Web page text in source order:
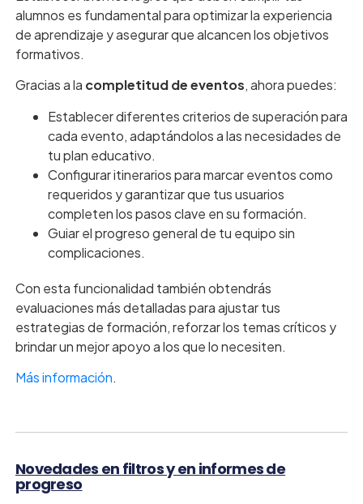
alumnos es fundamental para optimizar la experiencia
de aprendizaje y asegurar que alcancen los objetivos
formativos.
Gracias a la completitud de eventos, ahora puedes:
Establecer diferentes criterios de superación para
cada evento, adaptándolos a las necesidades de
tu plan educativo.
Configurar itinerarios para marcar eventos como
requeridos y garantizar que tus usuarios
completen los pasos clave en su formación.
Guiar el progreso general de tu equipo sin
complicaciones.
Con esta funcionalidad también obtendrás
evaluaciones más detalladas para ajustar tus
estrategias de formación, reforzar los temas críticos y
brindar un mejor apoyo a los que lo necesiten.
Más información.
Novedades en filtros y en informes de
progreso